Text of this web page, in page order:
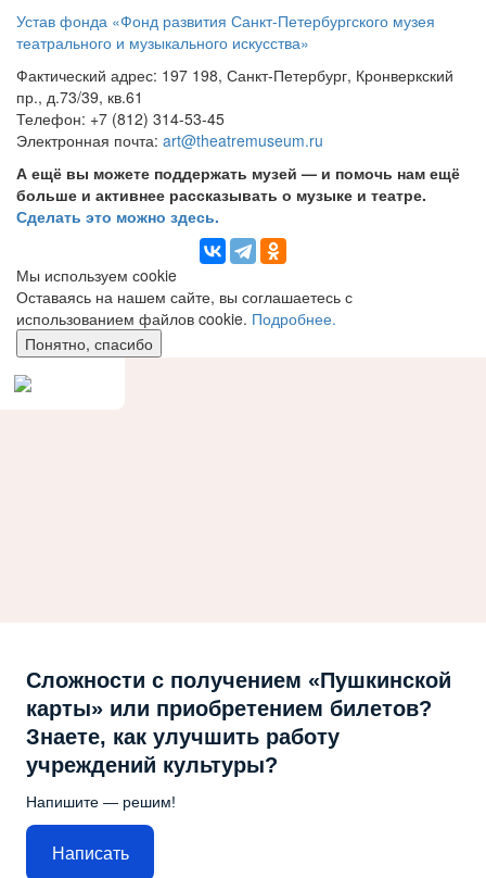
Устав фонда «Фонд развития Санкт-Петербургского музея
театрального и музыкального искусства»
Фактический адрес: 197 198, Санкт-Петербург, Кронверкский
пр., д.73/39, кв.61
Телефон: +7 (812) 314-53-45
Электронная почта: art@theatremuseum.ru
А ещё вы можете поддержать музей — и помочь нам ещё
больше и активнее рассказывать о музыке и театре.
Сделать это можно здесь.
Мы используем сookie
Оставаясь на нашем сайте, вы соглашаетесь с
использованием файлов cookie. Подробнее.
Понятно, спасибо
Сложности с получением «Пушкинской
карты» или приобретением билетов?
Знаете, как улучшить работу
учреждений культуры?
Напишите — решим!
Написать